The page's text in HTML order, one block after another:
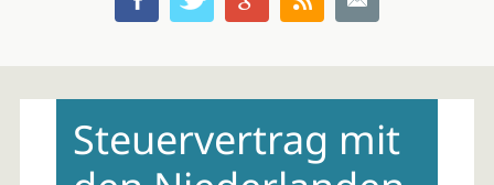
contentSteuervertrag mit